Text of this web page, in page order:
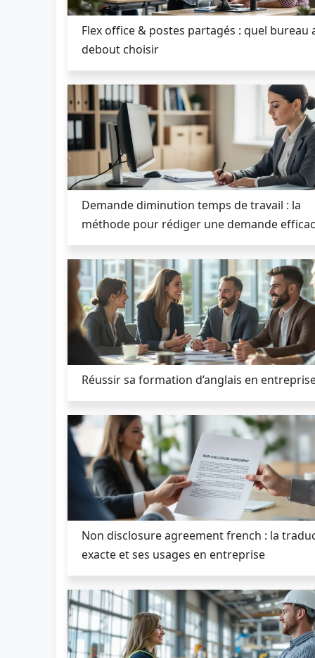
Flex office & postes partagés : quel bureau
debout choisir
Demande diminution temps de travail : la
méthode pour rédiger une demande
Réussir sa formation d’anglais en
Non disclosure agreement french : la
exacte et ses usages en entreprise